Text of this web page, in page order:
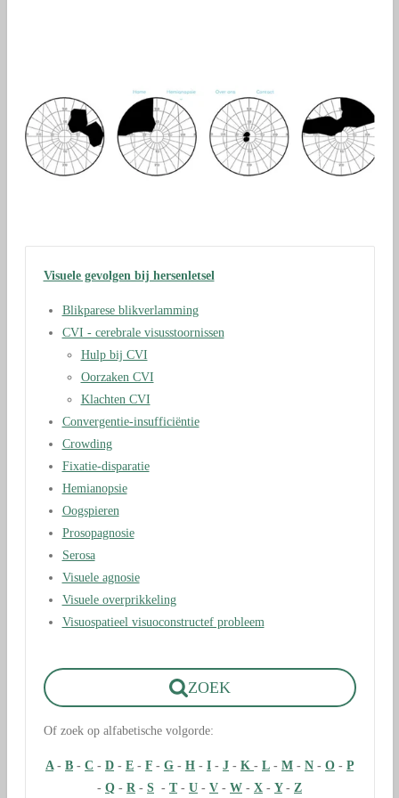
Visuele gevolgen bij hersenletsel
Blikparese blikverlamming
CVI - cerebrale visusstoornissen
Hulp bij CVI
Oorzaken CVI
Klachten CVI
Convergentie-insufficiëntie
Crowding
Fixatie-disparatie
Hemianopsie
Oogspieren
Prosopagnosie
Serosa
Visuele agnosie
Visuele overprikkeling
Visuospatieel visuoconstructef probleem
ZOEK
Of zoek op alfabetische volgorde:
A - B - C - D - E - F - G - H - I - J - K - L - M - N - O - P
- Q - R - S - T- U - V - W - X - Y- Z